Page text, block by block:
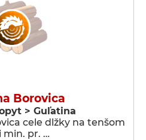
Borovica
> Guľatina
cele dlžky na tenšom
min. pr. …